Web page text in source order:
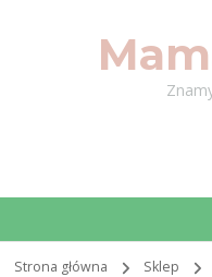
Strona główna Sklep